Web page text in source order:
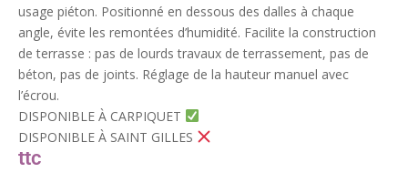
usage piéton. Positionné en dessous des dalles à chaque
angle, évite les remontées d’humidité. Facilite la construction
de terrasse : pas de lourds travaux de terrassement, pas de
béton, pas de joints. Réglage de la hauteur manuel avec
l’écrou.
DISPONIBLE À CARPIQUET
DISPONIBLE À SAINT GILLES